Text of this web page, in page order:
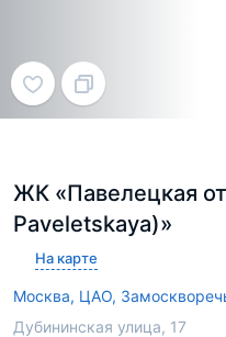
ЖК «Павелецкая
Paveletskaya)»
На карте
Москва, ЦАО,
Дубининская улица, 17